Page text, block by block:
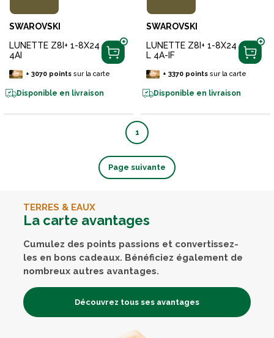
SWAROVSKI
LUNETTE Z8I+ 1-8X24
4AI
+ 3070pointssur la carte
Disponible en livraison
SWAROVSKI
LUNETTE Z8I+ 1-8X24
L 4A-IF
+ 3370pointssur la carte
Disponible en livraison
1
Page suivante
TERRES & EAUX
La carte avantages
Cumulez des points passions et convertissez-
les en bons cadeaux. Bénéficiez également de
nombreux autres avantages.
Découvrez tous ses avantages